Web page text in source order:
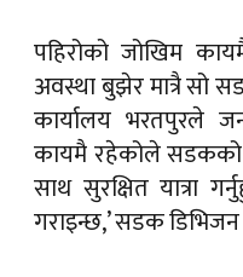
पहिरोको जोखिम
अवस्था बुझेर मात्रै सो
कार्यालय भरतपुरले
कायमै रहेकोले सडकको
साथ सुरक्षित यात्रा
गराइन्छ,’ सडक